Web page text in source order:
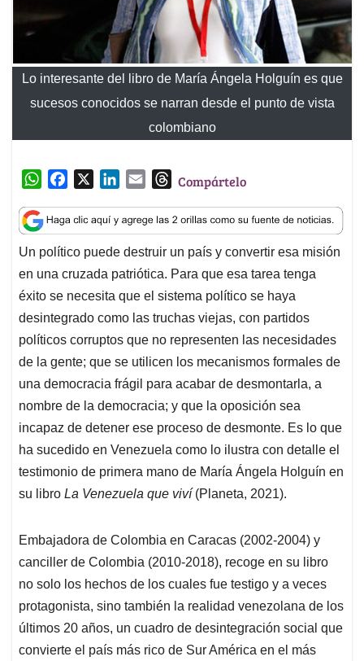
Lo interesante del libro de María Ángela Holguín es que
sucesos conocidos se narran desde el punto de vista
colombiano
W
a
t
s
A
p
p
c
e
b
o
o
k
n
k
e
d
I
n
a
i
l
T
r
e
a
d
s
Compártelo
Un político puede destruir un país y convertir esa misión
en una cruzada patriótica. Para que esa tarea tenga
éxito se necesita que el sistema político se haya
desintegrado como las truchas viejas, con partidos
políticos corruptos que no representen las necesidades
de la gente; que se utilicen los mecanismos formales de
una democracia frágil para acabar de desmontarla, a
nombre de la democracia; y que la oposición sea
incapaz de detener ese proceso de desmonte. Es lo que
ha sucedido en Venezuela como lo ilustra con detalle el
testimonio de primera mano de María Ángela Holguín en
su libro La Venezuela que viví(Planeta, 2021).
Embajadora de Colombia en Caracas (2002-2004) y
canciller de Colombia (2010-2018), recoge en su libro
no solo los hechos de los cuales fue testigo y a veces
protagonista, sino también la realidad venezolana de los
últimos 20 años, un cuadro de desintegración social que
convierte el país más rico de Sur América en el más